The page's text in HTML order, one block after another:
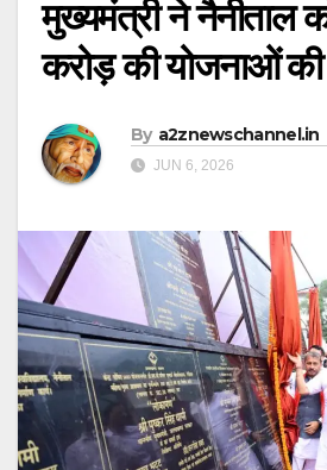
मुख्यमंत्री ने नैनीताल
करोड़ की योजनाओं की
By a2znewschannel.in
JUN 6, 2026